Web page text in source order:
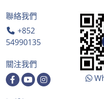
聯絡我們
+852
54990135
關注我們